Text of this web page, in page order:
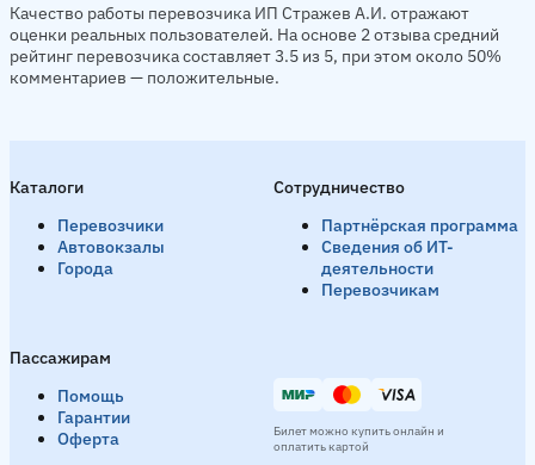
Качество работы перевозчика ИП Стражев А.И. отражают
оценки реальных пользователей. На основе 2 отзыва средний
рейтинг перевозчика составляет 3.5 из 5, при этом около 50%
комментариев — положительные.
Каталоги
Перевозчики
Автовокзалы
Города
Пассажирам
Помощь
Гарантии
Оферта
Сотрудничество
Партнёрская программа
Сведения об ИТ-
деятельности
Перевозчикам
Билет можно купить онлайн и
оплатить картой